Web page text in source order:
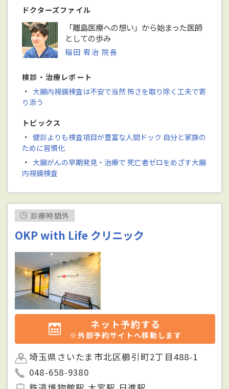
ドクターズファイル
「離島医療への想い」から始まった医師
としての歩み
稲田 宥治 院長
検診・治療レポート
・ 大腸内視鏡検査は不安で当然 怖さを取り除く工夫で寄
り添う
トピックス
・ 健診よりも検査項目が豊富な人間ドック 自分と家族の
ために習慣化
・ 大腸がんの早期発見・治療で 死亡者ゼロをめざす大腸
内視鏡検査
診療時間外
OKP with Life クリニック
ネット予約する
※外部予約サイトへ移動します
埼玉県さいたま市北区櫛引町2丁目488-1
048-658-9380